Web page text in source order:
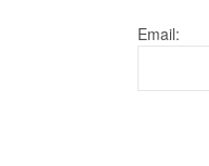
Email: